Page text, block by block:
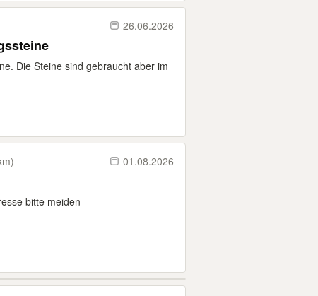
26.06.2026
Die Steine sind gebraucht aber im
01.08.2026
bitte meiden